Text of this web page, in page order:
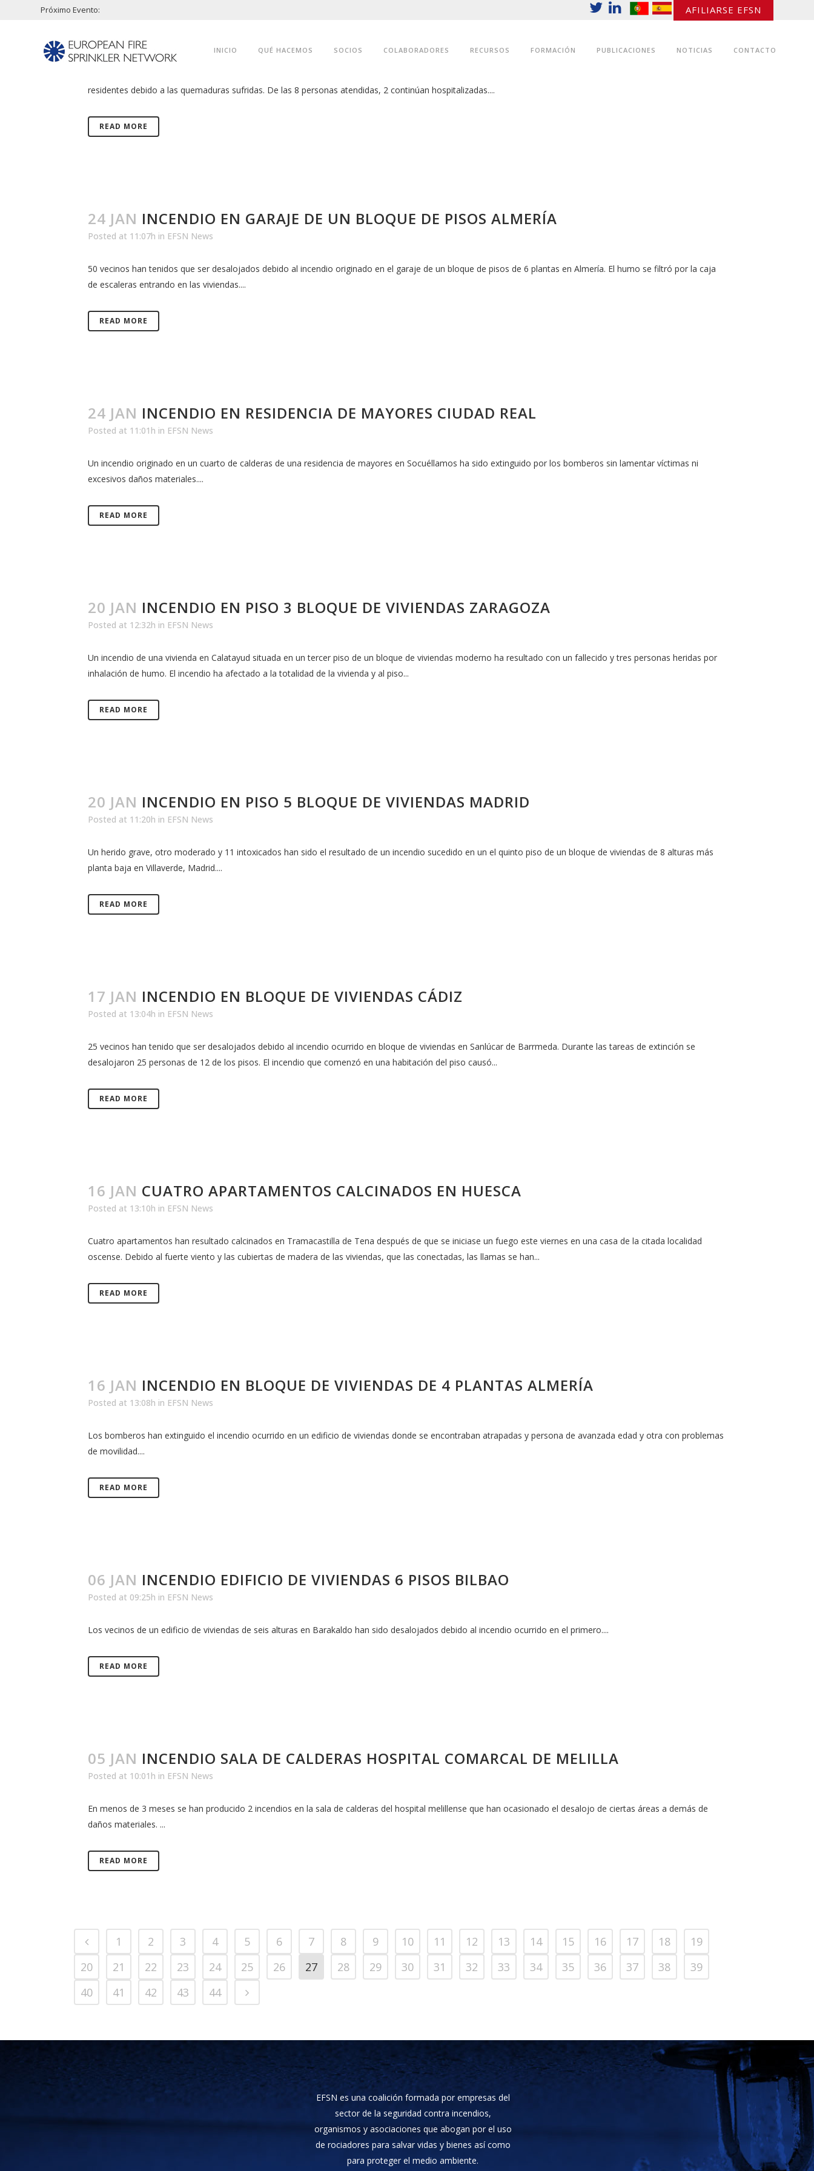
Próximo Evento: AFILIARSE EFSN
INICIO QUÉ HACEMOS SOCIOS COLABORADORES RECURSOS FORMACIÓN PUBLICACIONES NOTICIAS CONTACTO
Posted at 09:32h
residentes debido a las quemaduras sufridas. De las 8 personas atendidas, 2 continúan hospitalizadas....
READ MORE
24 JAN INCENDIO EN GARAJE DE UN BLOQUE DE PISOS ALMERÍA
Posted at 11:07h in EFSN News
50 vecinos han tenidos que ser desalojados debido al incendio originado en el garaje de un bloque de pisos de 6 plantas en Almería. El humo se filtró por la caja
de escaleras entrando en las viviendas....
READ MORE
24 JAN INCENDIO EN RESIDENCIA DE MAYORES CIUDAD REAL
Posted at 11:01h in EFSN News
Un incendio originado en un cuarto de calderas de una residencia de mayores en Socuéllamos ha sido extinguido por los bomberos sin lamentar víctimas ni
excesivos daños materiales....
READ MORE
20 JAN INCENDIO EN PISO 3 BLOQUE DE VIVIENDAS ZARAGOZA
Posted at 12:32h in EFSN News
Un incendio de una vivienda en Calatayud situada en un tercer piso de un bloque de viviendas moderno ha resultado con un fallecido y tres personas heridas por
inhalación de humo. El incendio ha afectado a la totalidad de la vivienda y al piso...
READ MORE
20 JAN INCENDIO EN PISO 5 BLOQUE DE VIVIENDAS MADRID
Posted at 11:20h in EFSN News
Un herido grave, otro moderado y 11 intoxicados han sido el resultado de un incendio sucedido en un el quinto piso de un bloque de viviendas de 8 alturas más
planta baja en Villaverde, Madrid....
READ MORE
17 JAN INCENDIO EN BLOQUE DE VIVIENDAS CÁDIZ
Posted at 13:04h in EFSN News
25 vecinos han tenido que ser desalojados debido al incendio ocurrido en bloque de viviendas en Sanlúcar de Barrmeda. Durante las tareas de extinción se
desalojaron 25 personas de 12 de los pisos. El incendio que comenzó en una habitación del piso causó...
READ MORE
16 JAN CUATRO APARTAMENTOS CALCINADOS EN HUESCA
Posted at 13:10h in EFSN News
Cuatro apartamentos han resultado calcinados en Tramacastilla de Tena después de que se iniciase un fuego este viernes en una casa de la citada localidad
oscense. Debido al fuerte viento y las cubiertas de madera de las viviendas, que las conectadas, las llamas se han...
READ MORE
16 JAN INCENDIO EN BLOQUE DE VIVIENDAS DE 4 PLANTAS ALMERÍA
Posted at 13:08h in EFSN News
Los bomberos han extinguido el incendio ocurrido en un edificio de viviendas donde se encontraban atrapadas y persona de avanzada edad y otra con problemas
de movilidad....
READ MORE
06 JAN INCENDIO EDIFICIO DE VIVIENDAS 6 PISOS BILBAO
Posted at 09:25h in EFSN News
Los vecinos de un edificio de viviendas de seis alturas en Barakaldo han sido desalojados debido al incendio ocurrido en el primero....
READ MORE
05 JAN INCENDIO SALA DE CALDERAS HOSPITAL COMARCAL DE MELILLA
Posted at 10:01h in EFSN News
En menos de 3 meses se han producido 2 incendios en la sala de calderas del hospital melillense que han ocasionado el desalojo de ciertas áreas a demás de
daños materiales. ...
READ MORE
1 2 3 4 5 6 7 8 9 10 11 12 13 14 15 16 17 18
19
20
21 22 23 24 25 26 27 28 29 30 31 32 33 34 35 36 37 38
39
40
41 42 43 44
EFSN es una coalición formada por empresas del
sector de la seguridad contra incendios,
organismos y asociaciones que abogan por el uso
de rociadores para salvar vidas y bienes así como
para proteger el medio ambiente.